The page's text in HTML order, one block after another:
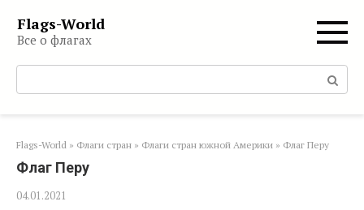
контенту
Flags-World
Все о флагах
Поиск:
Flags-World » Флаги стран » Флаги стран южной Америки » Флаг Перу
Флаг Перу
04.01.2021